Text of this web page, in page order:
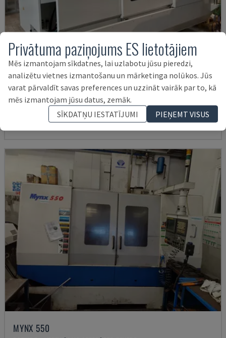
U5-1530
SPINNER - VERTIKĀLAIS APSTRĀDES CENTRS
VĀCIJA 2021 6.000 HRS
145.000 €
MYNX 550
Privātuma paziņojums ES lietotājiem
Mēs izmantojam sīkdatnes, lai uzlabotu jūsu pieredzi,
analizētu vietnes izmantošanu un mārketinga nolūkos. Jūs
varat pārvaldīt savas preferences un uzzināt vairāk par to, kā
mēs izmantojam jūsu datus, zemāk.
SĪKDATŅU IESTATĪJUMI
PIEŅEMT VISUS